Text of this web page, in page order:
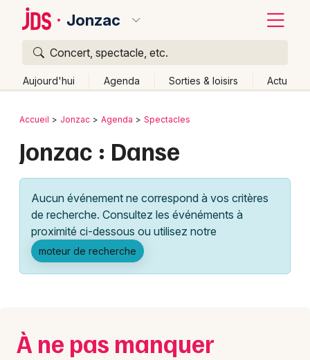
Jonzac
Concert, spectacle, etc.
Aujourd'hui Agenda Sorties & loisirs Actu
Publier un événement
Grands événements
Activité & Expérience
Manifestations
Spectacles
Bordeaux
Lille
Lyon
Marseille
Nantes
Retour
Accueil Jonzac Agenda Spectacles
Jonzac : Danse
Aucun événement ne correspond à vos critères
de recherche. Consultez les événéments à
proximité ci-dessous ou utilisez notre
moteur de recherche
À ne pas manquer
Quoi ?
Où ?
Poitou-Charente
Partout Près de moi
Quand ?
Ce week-end